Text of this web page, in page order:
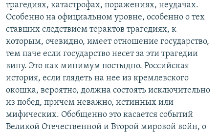
трагедиях, катастрофах, поражениях, неудачах.
Особенно на официальном уровне, особенно о тех
ставших следствием терактов трагедиях, к
которым, очевидно, имеет отношение государство,
тем паче если государство несет за эти трагедии
вину. Это как минимум постыдно. Российская
история, если глядеть на нее из кремлевского
окошка, вероятно, должна состоять исключительно
из побед, причем неважно, истинных или
мифических. Обобщенно это касается событий
Великой Отечественной и Второй мировой войн, о